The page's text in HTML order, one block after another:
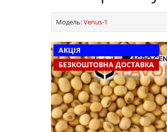
Модель:Venus-1
АКЦІЯ
БЕЗКОШТОВНА ДОСТАВКА